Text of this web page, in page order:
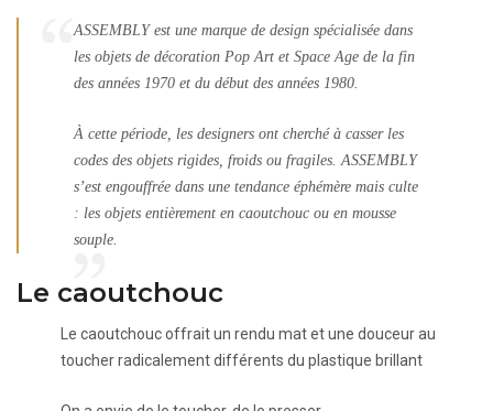
ASSEMBLY est une marque de design spécialisée dans
les objets de décoration Pop Art et Space Age de la fin
des années 1970 et du début des années 1980.
À cette période, les designers ont cherché à casser les
codes des objets rigides, froids ou fragiles. ASSEMBLY
s’est engouffrée dans une tendance éphémère mais culte
: les objets entièrement en caoutchouc ou en mousse
souple.
Le caoutchouc
Le caoutchouc offrait un rendu mat et une douceur au
toucher radicalement différents du plastique brillant